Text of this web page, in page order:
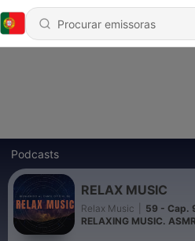
Podcasts
RELAX MUSIC
Relax Music
59 - Cap.
RELAXING MUSIC.